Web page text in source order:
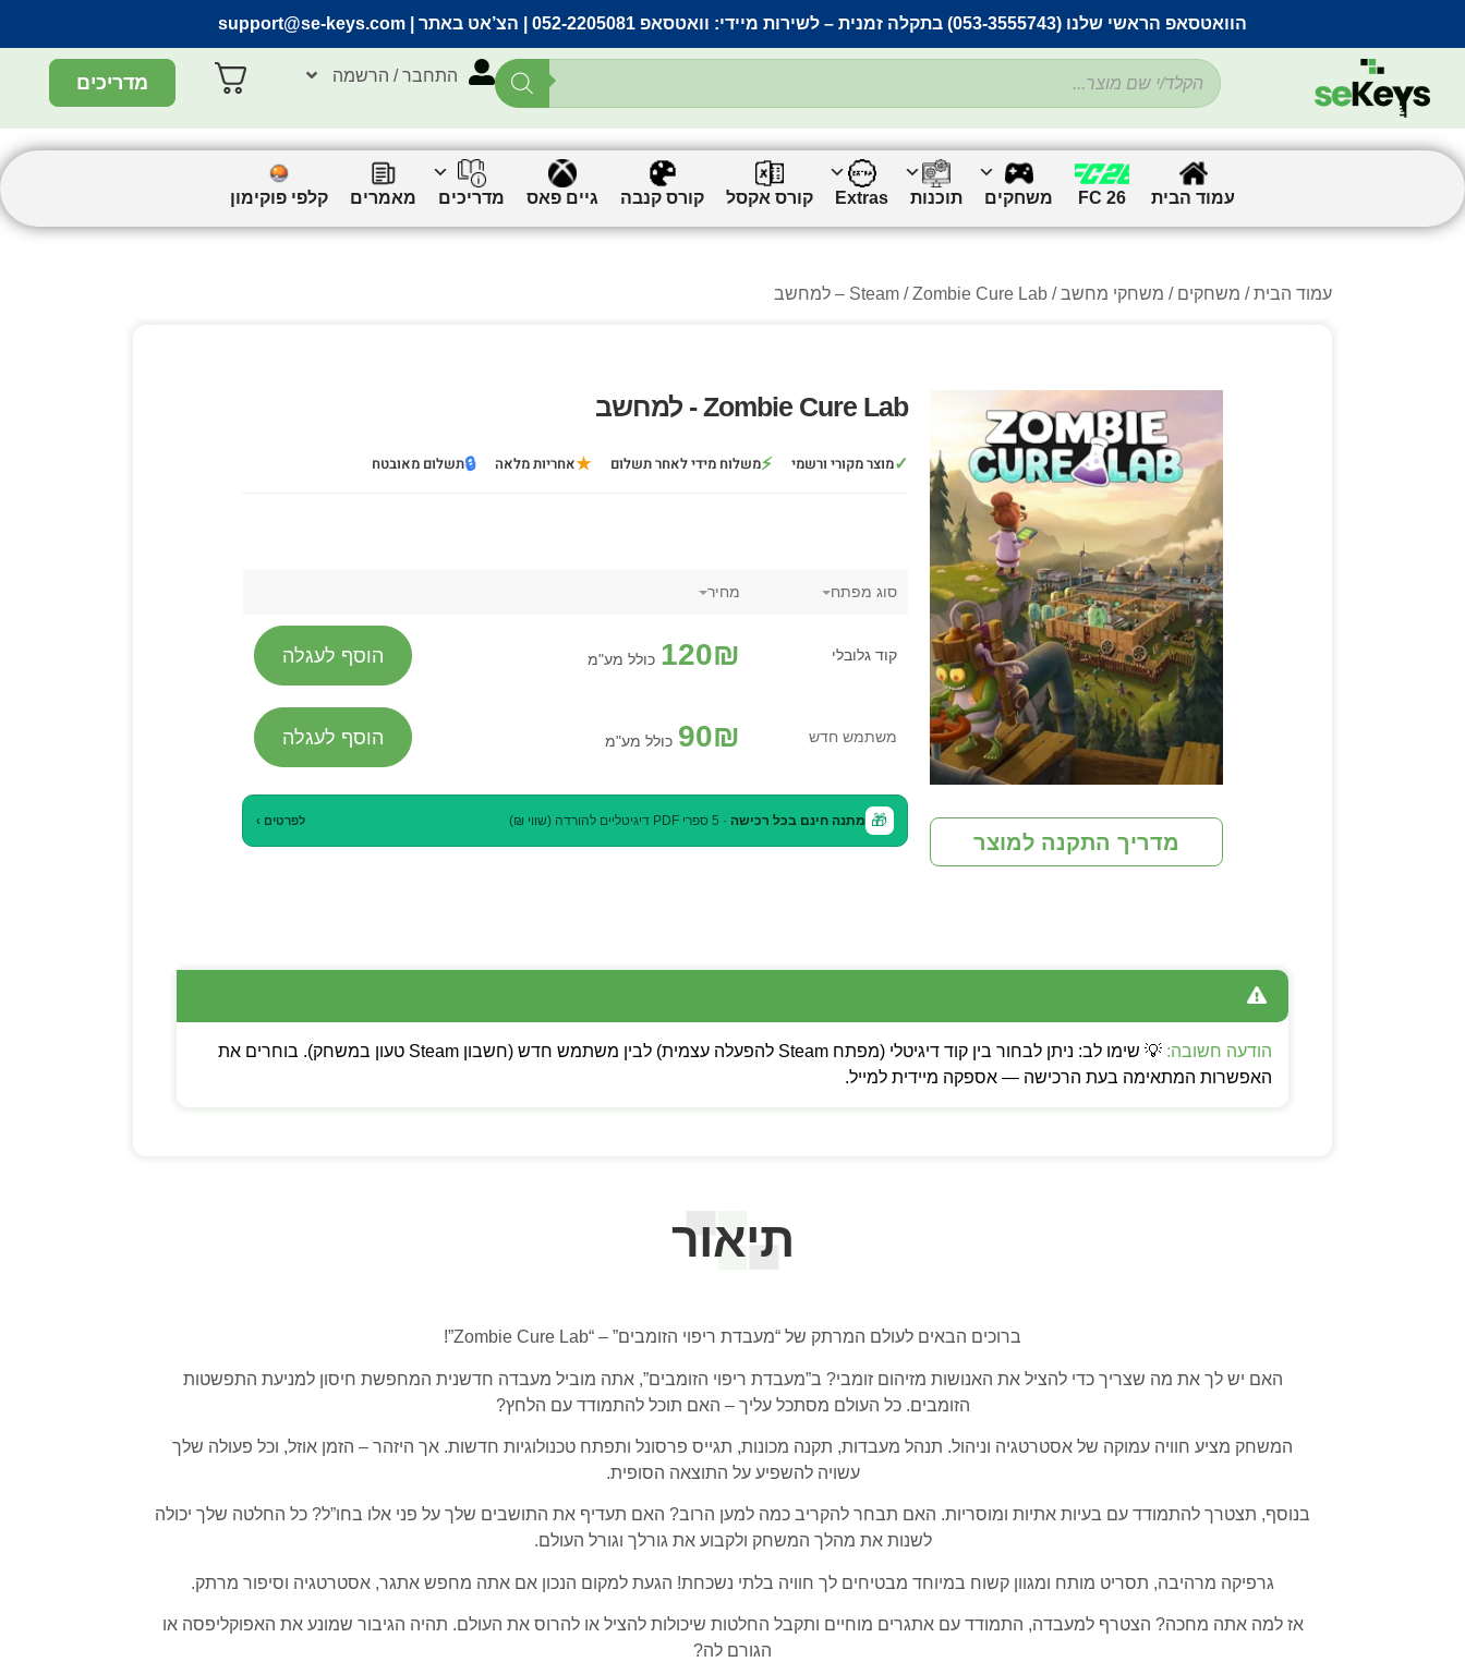
הוואטסאפ הראשי שלנו (053-3555743) בתקלה זמנית – לשירות מיידי: וואטסאפ 052-2205081 | הצ’אט באתר | support@se-keys.com
התחבר / הרשמה מדריכים
עמוד הבית FC 26 משחקים תוכנות Extras קורס אקסל קורס קנבה גיים פאס מדריכים מאמרים קלפי פוקימון
עמוד הבית/ משחקים / משחקי מחשב /
Steam / Zombie Cure Lab – למחשב
מדריך התקנה למוצר
Zombie Cure Lab - למחשב
✓מוצר מקורי ורשמי ⚡משלוח מידי לאחר תשלום ★אחריות מלאה 🔒תשלום מאובטח
סוג מפתח מחיר
קוד גלובלי 120₪ כולל מע"מ הוסף לעגלה
משתמש חדש 90₪ כולל מע"מ הוסף לעגלה
🎁 מתנה חינם בכל רכישה · 5 ספרי PDF דיגיטליים להורדה (שווי ₪) לפרטים ›
הודעה חשובה:
💡 שימו לב: ניתן לבחור בין קוד דיגיטלי (מפתח Steam להפעלה עצמית) לבין משתמש חדש (חשבון Steam טעון במשחק). בוחרים את
האפשרות המתאימה בעת הרכישה — אספקה מיידית למייל.
תיאור
ברוכים הבאים לעולם המרתק של “מעבדת ריפוי הזומבים” – “Zombie Cure Lab”!
האם יש לך את מה שצריך כדי להציל את האנושות מזיהום זומבי? ב”מעבדת ריפוי הזומבים”, אתה מוביל מעבדה חדשנית המחפשת חיסון למניעת התפשטות
הזומבים. כל העולם מסתכל עליך – האם תוכל להתמודד עם הלחץ?
המשחק מציע חוויה עמוקה של אסטרטגיה וניהול. תנהל מעבדות, תקנה מכונות, תגייס פרסונל ותפתח טכנולוגיות חדשות. אך היזהר – הזמן אוזל, וכל פעולה שלך
עשויה להשפיע על התוצאה הסופית.
בנוסף, תצטרך להתמודד עם בעיות אתיות ומוסריות. האם תבחר להקריב כמה למען הרוב? האם תעדיף את התושבים שלך על פני אלו בחו”ל? כל החלטה שלך יכולה
לשנות את מהלך המשחק ולקבוע את גורלך וגורל העולם.
גרפיקה מרהיבה, תסריט מותח ומגוון קשוח במיוחד מבטיחים לך חוויה בלתי נשכחת! הגעת למקום הנכון אם אתה מחפש אתגר, אסטרטגיה וסיפור מרתק.
אז למה אתה מחכה? הצטרף למעבדה, התמודד עם אתגרים מוחיים ותקבל החלטות שיכולות להציל או להרוס את העולם. תהיה הגיבור שמונע את האפוקליפסה או
הגורם לה?